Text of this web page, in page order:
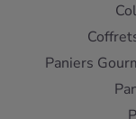
Paniers